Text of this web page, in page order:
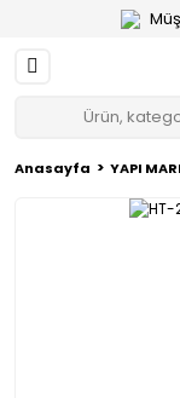
Anasayfa YAPI